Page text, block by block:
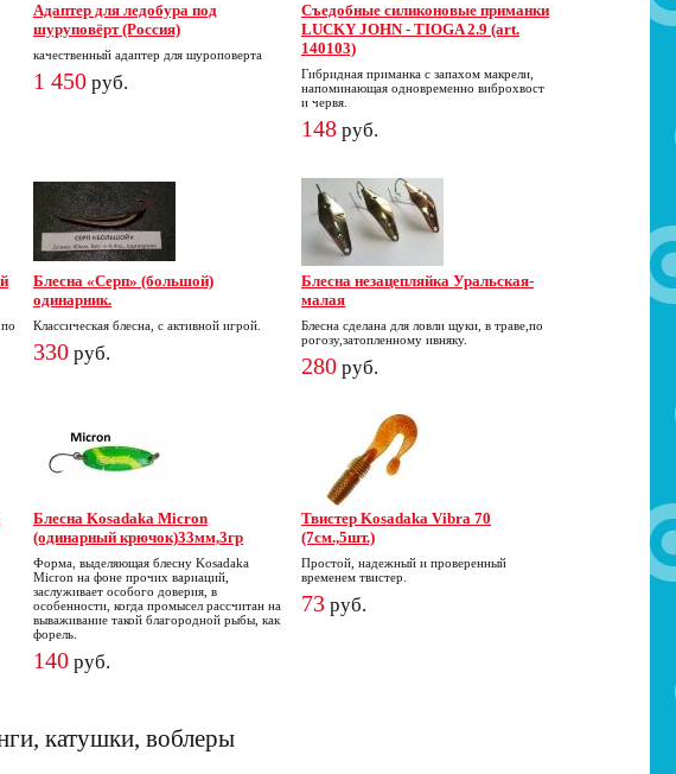
Адаптер для ледобура под
шуруповёрт (Россия)
качественный адаптер для шуроповерта
1 450 руб.
Съедобные силиконовые приманки
LUCKY JOHN - TIOGA 2.9 (art.
140103)
Гибридная приманка с запахом макрели,
напоминающая одновременно виброхвост
и червя.
148 руб.
Блесна «Серп» (большой)
одинарник.
Классическая блесна, с активной игрой.
330 руб.
Блесна незацепляйка Уральская-
малая
Блесна сделана для ловли щуки, в траве,по
рогозу,затопленному ивняку.
280 руб.
Блесна Kosadaka Micron
(одинарный крючок)33мм,3гр
Форма, выделяющая блесну Kosadaka
Micron на фоне прочих вариаций,
заслуживает особого доверия, в
особенности, когда промысел рассчитан на
вываживание такой благородной рыбы, как
форель.
140 руб.
Твистер Kosadaka Vibra 70
(7см.,5шт.)
Простой, надежный и проверенный
временем твистер.
73 руб.
катушки, воблеры